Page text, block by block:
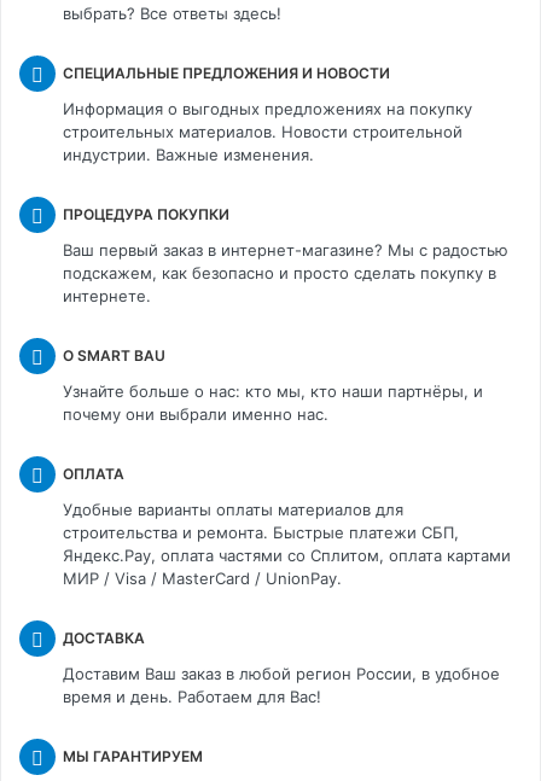
выбрать? Все ответы здесь!
СПЕЦИАЛЬНЫЕ ПРЕДЛОЖЕНИЯ И НОВОСТИ
Информация о выгодных предложениях на покупку
строительных материалов. Новости строительной
индустрии. Важные изменения.
ПРОЦЕДУРА ПОКУПКИ
Ваш первый заказ в интернет-магазине? Мы с радостью
подскажем, как безопасно и просто сделать покупку в
интернете.
О SMART BAU
Узнайте больше о нас: кто мы, кто наши партнёры, и
почему они выбрали именно нас.
ОПЛАТА
Удобные варианты оплаты материалов для
строительства и ремонта. Быстрые платежи СБП,
Яндекс.Pay, оплата частями со Сплитом, оплата картами
МИР / Visa / MasterCard / UnionPay.
ДОСТАВКА
Доставим Ваш заказ в любой регион России, в удобное
время и день. Работаем для Вас!
МЫ ГАРАНТИРУЕМ